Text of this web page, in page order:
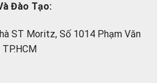
Đào Tạo:
ST Moritz, Số 1014 Phạm Văn